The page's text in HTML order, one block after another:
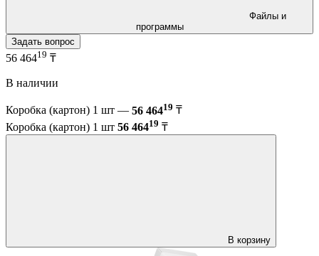
программы
Задать вопрос
56 46419 ₸
В наличии
Коробка (картон) 1 шт — 56 46419 ₸
Коробка (картон) 1 шт 56 46419 ₸
В корзину